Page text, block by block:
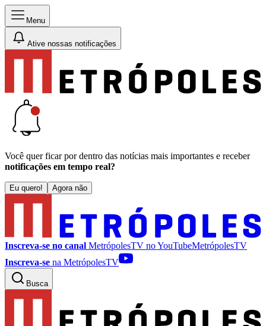
Menu
Ative nossas notificações
Você quer ficar por dentro das notícias mais importantes e receber
notificações em tempo real?
Eu quero! Agora não
Inscreva-se no canal MetrópolesTV noYouTubeMetrópolesTV
Inscreva-se na MetrópolesTV
Busca